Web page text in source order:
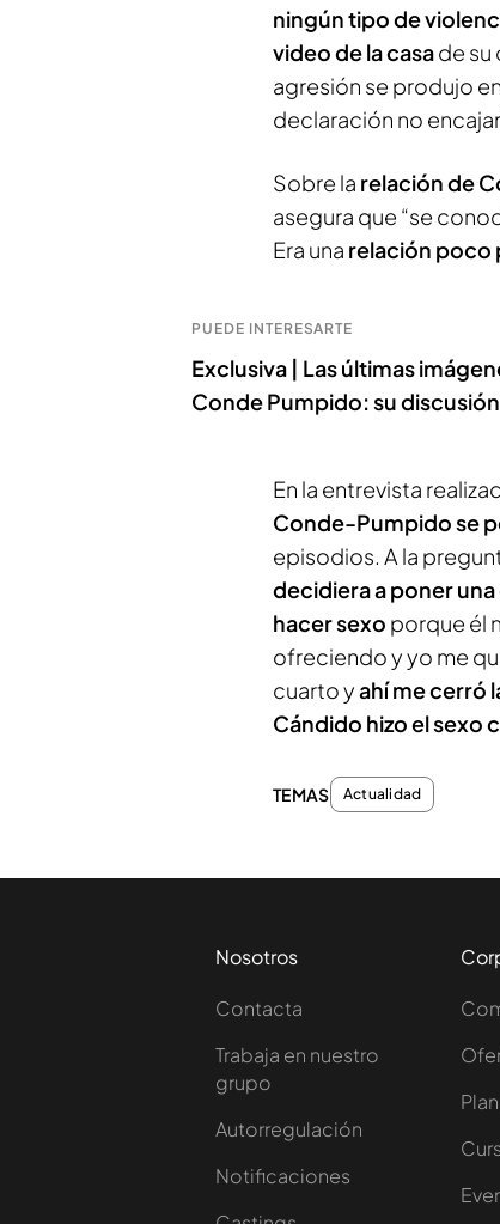
ningún tipo de
video de la casade su
agresión se produjo
declaración no
Sobre la relación de
asegura que “se
Era una relación poco
PUEDE INTERESARTE
Exclusiva | Las últimas
Conde Pumpido: su
En la entrevista
Conde-Pumpido se
episodios. A la
decidiera a poner
hacer sexo porque él
ofreciendo y yo me
cuarto yahí me cerró
Cándido hizo el sexo
TEMAS Actualidad
Nosotros
Contacta
Trabaja en nuestro
grupo
Autorregulación
Notificaciones